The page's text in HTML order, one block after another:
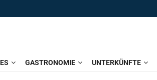
GASTRONOMIE UNTERKÜNFTE